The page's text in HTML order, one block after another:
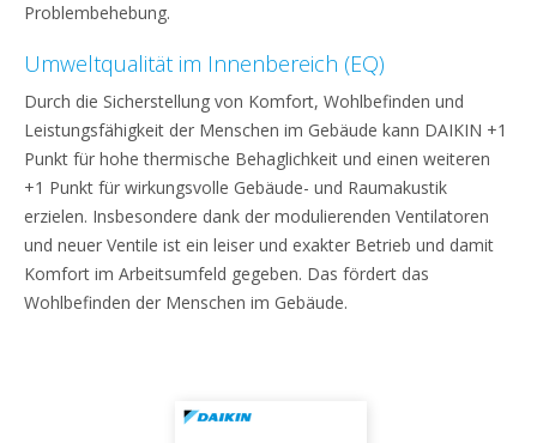
Problembehebung.
Umweltqualität im Innenbereich (EQ)
Durch die Sicherstellung von Komfort, Wohlbefinden und
Leistungsfähigkeit der Menschen im Gebäude kann DAIKIN +1
Punkt für hohe thermische Behaglichkeit und einen weiteren
+1 Punkt für wirkungsvolle Gebäude- und Raumakustik
erzielen. Insbesondere dank der modulierenden Ventilatoren
und neuer Ventile ist ein leiser und exakter Betrieb und damit
Komfort im Arbeitsumfeld gegeben. Das fördert das
Wohlbefinden der Menschen im Gebäude.